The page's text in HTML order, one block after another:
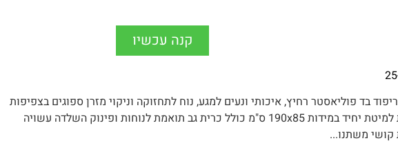
קנה עכשיו
כורסא נפתחת למיטת יחיד מבית HOME DECOR ריפוד בד פוליאסטר רחיץ, איכותי ונעים למגע, נוח לתחזוקה וניקוי מזרן ספוגים בצפיפות
גבוהה ובעובי 15 ס"מ נוחה לישיבה ונפתחת בקלות למיטת יחיד במידות 190x85 ס"מ כולל כרית גב תואמת לנוחות ופינוק השלדה עשויה
קושי משתנו...